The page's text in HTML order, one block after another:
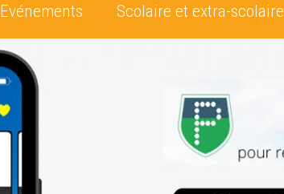
Evénements Scolaire et extra-scolaire